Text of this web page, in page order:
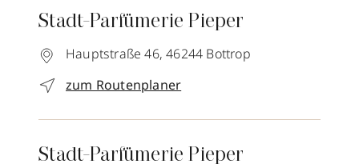
Stadt-Parfümerie Pieper
Hauptstraße 46, 46244 Bottrop
zum Routenplaner
Stadt-Parfümerie Pieper